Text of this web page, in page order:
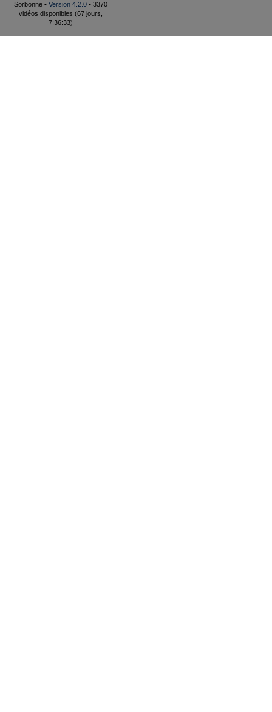
Sorbonne • Version 4.2.0 • 3370
vidéos disponibles (67 jours,
7:36:33)